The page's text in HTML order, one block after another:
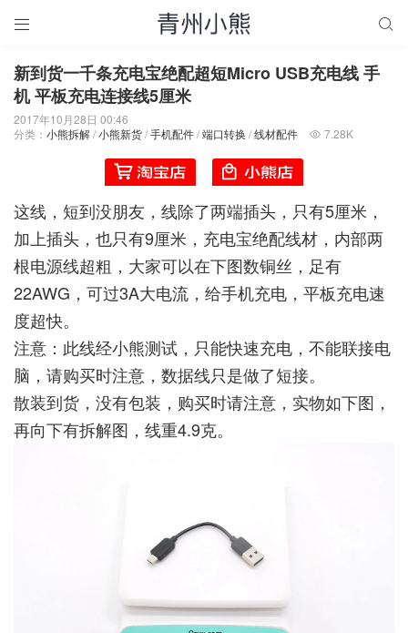
 
新到货一千条充电宝绝配超短Micro USB充电线 手
机 平板充电连接线5厘米
2017年10月28日 00:46
分类： 小熊拆解/小熊新货/手机配件/端口转换 /线材配件  7.28K
这线，短到没朋友，线除了两端插头，只有5厘米，
加上插头，也只有9厘米，充电宝绝配线材，内部两
根电源线超粗，大家可以在下图数铜丝，足有
22AWG，可过3A大电流，给手机充电，平板充电速
度超快。
注意：此线经小熊测试，只能快速充电，不能联接电
脑，请购买时注意，数据线只是做了短接。
散装到货，没有包装，购买时请注意，实物如下图，
再向下有拆解图，线重4.9克。